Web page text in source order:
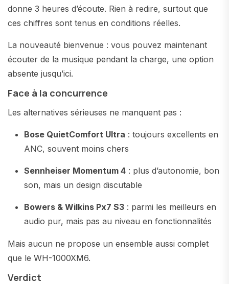
donne 3 heures d’écoute. Rien à redire, surtout que
ces chiffres sont tenus en conditions réelles.
La nouveauté bienvenue : vous pouvez maintenant
écouter de la musique pendant la charge, une option
absente jusqu’ici.
Face à la concurrence
Les alternatives sérieuses ne manquent pas :
Bose QuietComfort Ultra : toujours excellents en
ANC, souvent moins chers
Sennheiser Momentum 4 : plus d’autonomie, bon
son, mais un design discutable
Bowers & Wilkins Px7 S3 : parmi les meilleurs en
audio pur, mais pas au niveau en fonctionnalités
Mais aucun ne propose un ensemble aussi complet
que le WH-1000XM6.
Verdict